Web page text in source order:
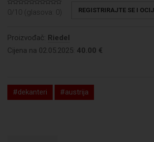
0/10 (glasova: 0) REGISTRIRAJTE SE I
Proizvođač: Riedel
Cijena na 02.05.2025: 40.00 €
#dekanteri #austrija